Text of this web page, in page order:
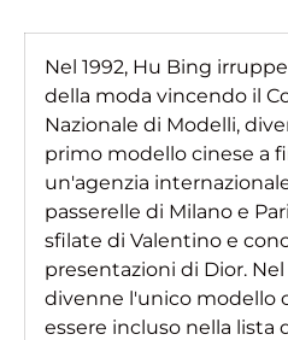
Nel 1992, Hu Bing
della moda vincendo il
Nazionale di Modelli,
primo modello cinese a
un'agenzia
passerelle di Milano e
sfilate di Valentino e
presentazioni di Dior. Nel
divenne l'unico modello
essere incluso nella lista